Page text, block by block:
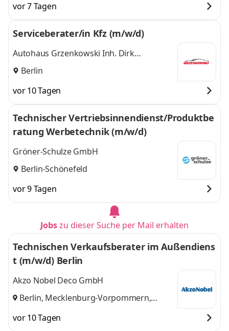
vor 7 Tagen
Serviceberater/in Kfz (m/w/d)
Autohaus Grzenkowski Inh. Dirk
Grzenkowski
Berlin
vor 10 Tagen
Technischer Vertriebsinnendienst/Produktbe
ratung Werbetechnik (m/w/d)
Gröner-Schulze GmbH
Berlin-Schönefeld
vor 9 Tagen
Jobszu dieser Suche per Mail erhalten
Technischen Verkaufsberater im Außendiens
t (m/w/d) Berlin
Akzo Nobel Deco GmbH
Berlin, Mecklenburg-Vorpommern,
vor 10 Tagen